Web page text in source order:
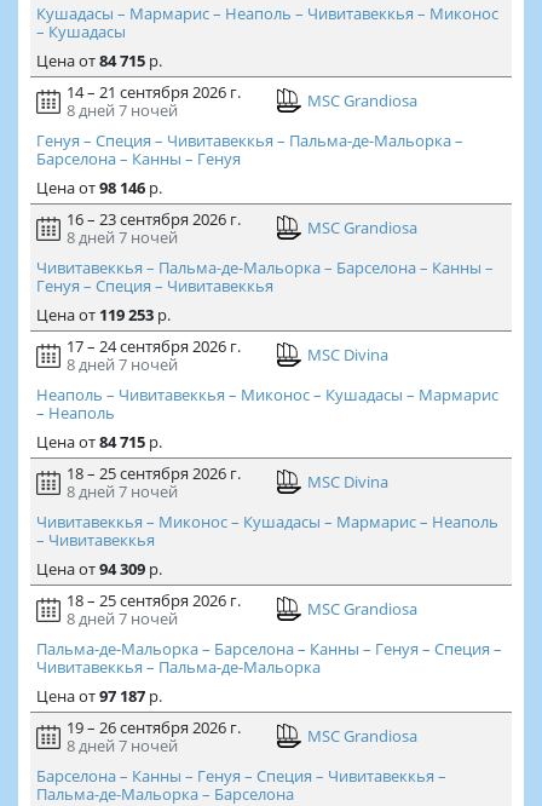
Кушадасы – Мармарис – Неаполь – Чивитавеккья – Миконос
– Кушадасы
Ценаот84 715р.
14 – 21 сентября 2026 г.
8 дней 7 ночей
MSC Grandiosa
Генуя – Специя – Чивитавеккья – Пальма-де-Мальорка –
Барселона – Канны – Генуя
Ценаот98 146р.
16 – 23 сентября 2026 г.
8 дней 7 ночей
MSC Grandiosa
Чивитавеккья – Пальма-де-Мальорка – Барселона – Канны –
Генуя – Специя – Чивитавеккья
Ценаот 119 253р.
17 – 24 сентября 2026 г.
8 дней 7 ночей
MSC Divina
Неаполь – Чивитавеккья – Миконос – Кушадасы – Мармарис
– Неаполь
Ценаот84 715р.
18 – 25 сентября 2026 г.
8 дней 7 ночей
MSC Divina
Чивитавеккья – Миконос – Кушадасы – Мармарис – Неаполь
– Чивитавеккья
Ценаот94 309р.
18 – 25 сентября 2026 г.
8 дней 7 ночей
MSC Grandiosa
Пальма-де-Мальорка – Барселона – Канны – Генуя – Специя –
Чивитавеккья – Пальма-де-Мальорка
Ценаот97 187р.
19 – 26 сентября 2026 г.
8 дней 7 ночей
MSC Grandiosa
Барселона – Канны – Генуя – Специя – Чивитавеккья –
Пальма-де-Мальорка – Барселона